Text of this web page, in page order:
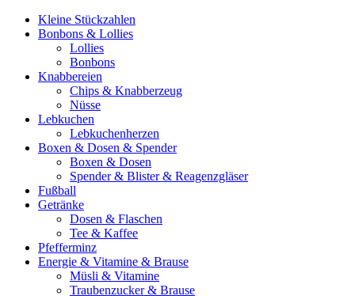
Kleine Stückzahlen
Bonbons & Lollies
Lollies
Bonbons
Knabbereien
Chips & Knabberzeug
Nüsse
Lebkuchen
Lebkuchenherzen
Boxen & Dosen & Spender
Boxen & Dosen
Spender & Blister & Reagenzgläser
Fußball
Getränke
Dosen & Flaschen
Tee & Kaffee
Pfefferminz
Energie & Vitamine & Brause
Müsli & Vitamine
Traubenzucker & Brause